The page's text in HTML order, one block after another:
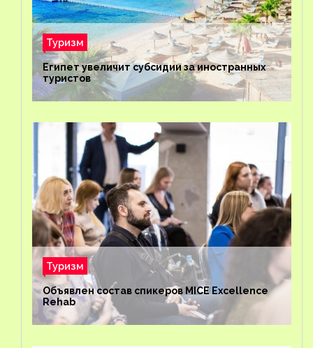
Туризм
Египет увеличит субсидии за иностранных
туристов
Туризм
Объявлен состав спикеров MICE Excellence
Rehab